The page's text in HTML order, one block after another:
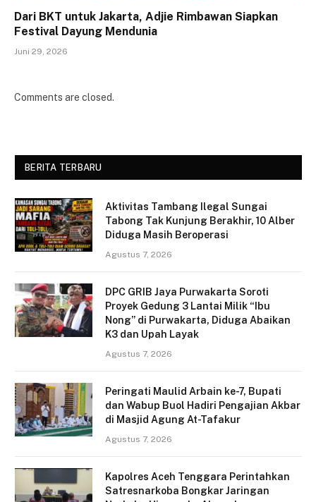
Dari BKT untuk Jakarta, Adjie Rimbawan Siapkan
Festival Dayung Mendunia
Juni 29, 2026
Comments are closed.
BERITA TERBARU
Aktivitas Tambang Ilegal Sungai
Tabong Tak Kunjung Berakhir, 10 Alber
Diduga Masih Beroperasi
Agustus 7, 2026
DPC GRIB Jaya Purwakarta Soroti
Proyek Gedung 3 Lantai Milik “Ibu
Nong” di Purwakarta, Diduga Abaikan
K3 dan Upah Layak
Agustus 7, 2026
Peringati Maulid Arbain ke-7, Bupati
dan Wabup Buol Hadiri Pengajian Akbar
di Masjid Agung At-Tafakur
Agustus 7, 2026
Kapolres Aceh Tenggara Perintahkan
Satresnarkoba Bongkar Jaringan